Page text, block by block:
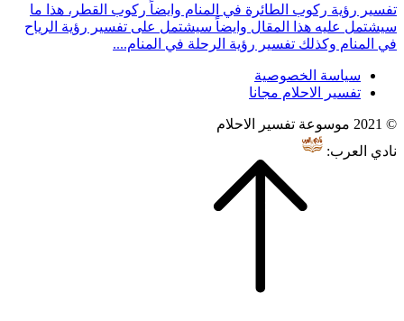
تفسير رؤية ركوب الطائرة في المنام وايضاً ركوب القطر، هذا ما
سيشتمل عليه هذا المقال وايضاً سيشتمل على تفسير رؤية الرياح
في المنام وكذلك تفسير رؤية الرحلة في المنام....
سياسة الخصوصية
تفسير الاحلام مجانا
© 2021 موسوعة تفسير الاحلام
نادي العرب: